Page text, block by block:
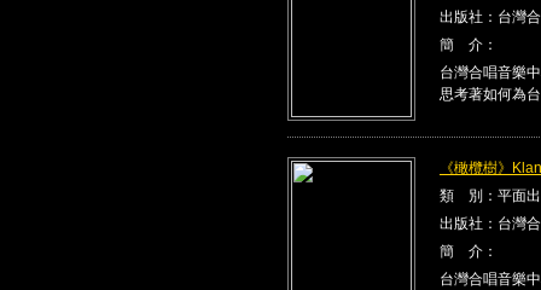
出版社：台灣
簡 介：
台灣合唱音樂
思考著如何為
《橄欖樹》
類 別：平面
出版社：台灣
簡 介：
台灣合唱音樂